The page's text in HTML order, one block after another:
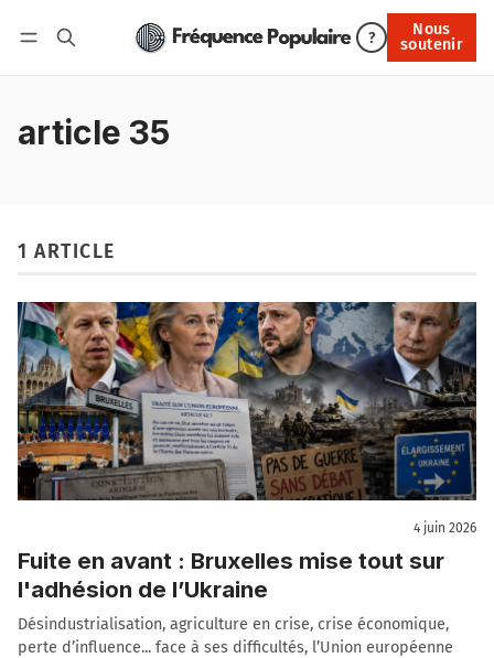
?
Nous
soutenir
Nous soutenir
article 35
1 ARTICLE
4 juin 2026
Fuite en avant : Bruxelles mise tout sur
l'adhésion de l’Ukraine
Désindustrialisation, agriculture en crise, crise économique,
perte d’influence... face à ses difficultés, l’Union européenne